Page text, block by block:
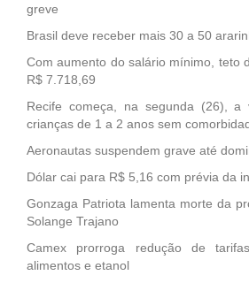
greve
Brasil deve receber mais 30 a 50
Com aumento do salário mínimo, teto
R$ 7.718,69
Recife começa, na segunda (26), a
crianças de 1 a 2 anos sem
Aeronautas suspendem grave até
Dólar cai para R$ 5,16 com prévia da
Gonzaga Patriota lamenta morte da
Solange Trajano
Camex prorroga redução de
alimentos e etanol